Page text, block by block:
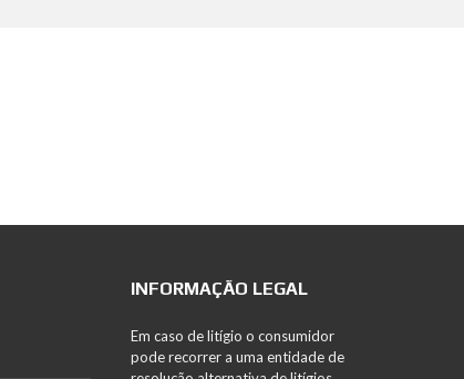
INFORMAÇÃO LEGAL
Em caso de litígio o consumidor
pode recorrer a uma entidade de